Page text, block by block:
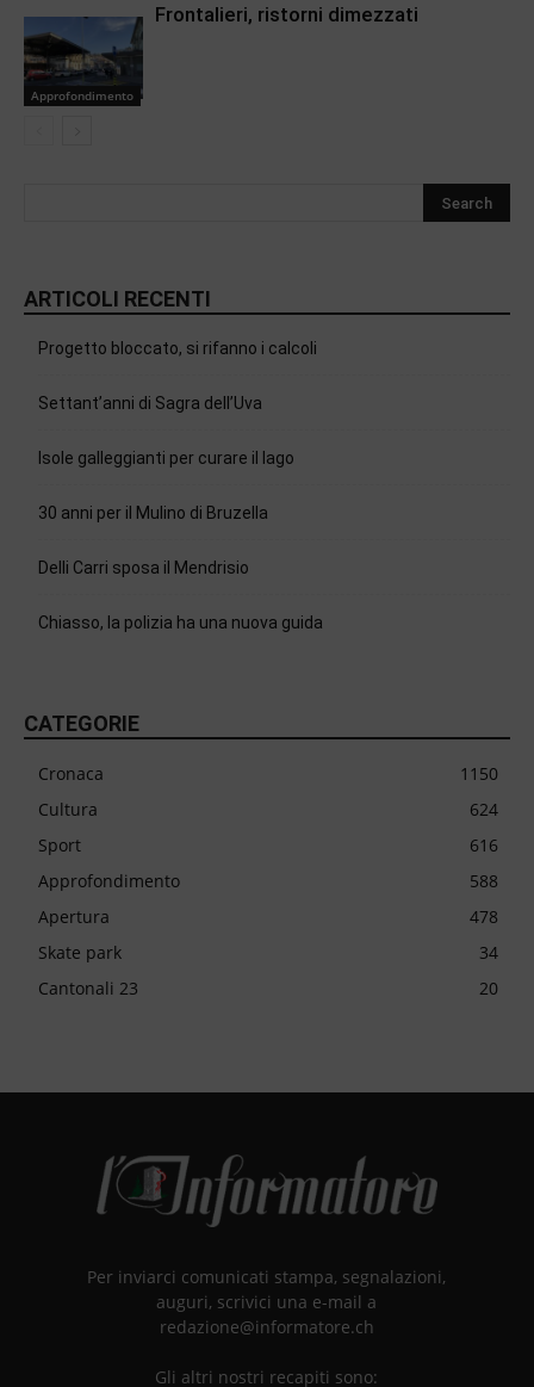
Approfondimento
Frontalieri, ristorni dimezzati
ARTICOLI RECENTI
Progetto bloccato, si rifanno i calcoli
Settant’anni di Sagra dell’Uva
Isole galleggianti per curare il lago
30 anni per il Mulino di Bruzella
Delli Carri sposa il Mendrisio
Chiasso, la polizia ha una nuova guida
CATEGORIE
Cronaca
1150
Cultura
624
Sport
616
Approfondimento
588
Apertura
478
Skate park
34
Cantonali 23
20
Per inviarci comunicati stampa, segnalazioni,
auguri, scrivici una e-mail a
redazione@informatore.ch
Gli altri nostri recapiti sono: